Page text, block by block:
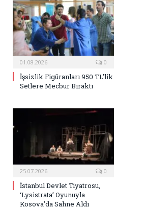
01.08.2026 0
İşsizlik Figüranları 950 TL’lik
Setlere Mecbur Bıraktı
25.07.2026 0
İstanbul Devlet Tiyatrosu,
‘Lysistrata’ Oyunuyla
Kosova’da Sahne Aldı